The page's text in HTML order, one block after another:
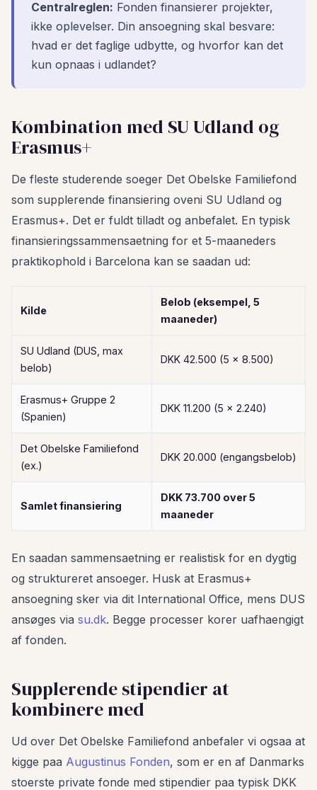
Centralreglen: Fonden finansierer projekter,
ikke oplevelser. Din ansoegning skal besvare:
hvad er det faglige udbytte, og hvorfor kan det
kun opnaas i udlandet?
Kombination med SU Udland og
Erasmus+
De fleste studerende soeger Det Obelske Familiefond
som supplerende finansiering oveni SU Udland og
Erasmus+. Det er fuldt tilladt og anbefalet. En typisk
finansieringssammensaetning for et 5-maaneders
praktikophold i Barcelona kan se saadan ud:
Kilde
Belob (eksempel, 5
maaneder)
SU Udland (DUS, max
belob)
DKK 42.500 (5 x 8.500)
Erasmus+ Gruppe 2
(Spanien)
DKK 11.200 (5 x 2.240)
Det Obelske Familiefond
(ex.)
DKK 20.000 (engangsbelob)
Samlet finansiering
DKK 73.700 over 5
maaneder
En saadan sammensaetning er realistisk for en dygtig
og struktureret ansoeger. Husk at Erasmus+
ansoegning sker via dit International Office, mens DUS
ansøges via su.dk. Begge processer korer uafhaengigt
af fonden.
Supplerende stipendier at
kombinere med
Ud over Det Obelske Familiefond anbefaler vi ogsaa at
kigge paa Augustinus Fonden, som er en af Danmarks
stoerste private fonde med stipendier paa typisk DKK